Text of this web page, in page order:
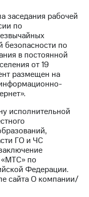
заседания рабочей
по
безопасности по
в постоянной
от 19
размещен на
исполнительной
ГО и ЧС
по
Федерации.
сайта О компании/